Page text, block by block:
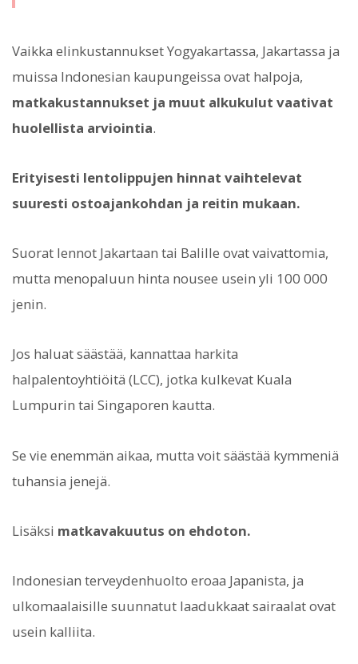
Vaikka elinkustannukset Yogyakartassa, Jakartassa ja
muissa Indonesian kaupungeissa ovat halpoja,
matkakustannukset ja muut alkukulut vaativat
huolellista arviointia.
Erityisesti lentolippujen hinnat vaihtelevat
suuresti ostoajankohdan ja reitin mukaan.
Suorat lennot Jakartaan tai Balille ovat vaivattomia,
mutta menopaluun hinta nousee usein yli 100 000
jenin.
Jos haluat säästää, kannattaa harkita
halpalentoyhtiöitä (LCC), jotka kulkevat Kuala
Lumpurin tai Singaporen kautta.
Se vie enemmän aikaa, mutta voit säästää kymmeniä
tuhansia jenejä.
Lisäksi matkavakuutus on ehdoton.
Indonesian terveydenhuolto eroaa Japanista, ja
ulkomaalaisille suunnatut laadukkaat sairaalat ovat
usein kalliita.